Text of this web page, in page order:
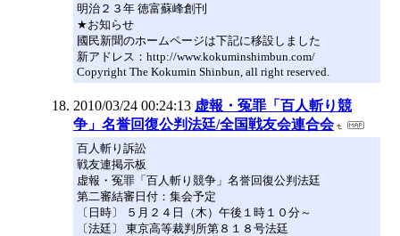
明治２３年 徳富蘇峰創刊
★お知らせ
國民新聞のホームページは下記に移設しました
新アドレス：http://www.kokuminshimbun.com/
Copyright The Kokumin Shinbun, all right reserved.
2010/03/24 00:24:13 虚報・冤罪「百人斬り競
争」名誉回復公判法廷/全国戦友会連合会
百人斬り訴訟
戦友連掲示板
虚報・冤罪「百人斬り競争」名誉回復公判法廷
第二審結審日付：集会予定
〔日時〕 ５月２４日（木）午後１時１０分～
〔法廷〕 東京高等裁判所第８１８号法廷